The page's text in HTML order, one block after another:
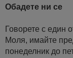
Обадете ни се
Говорете с един
Моля, имайте
понеделник до